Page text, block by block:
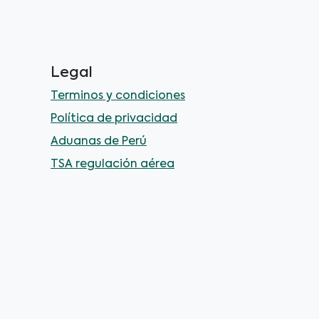
Legal
Terminos y condiciones
Política de privacidad
Aduanas de Perú
TSA regulación aérea